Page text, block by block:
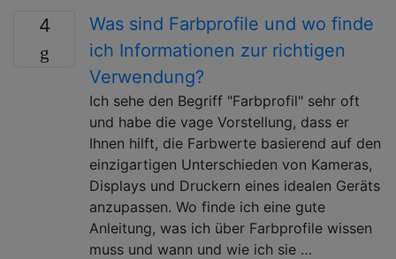
4
Was sind Farbprofile und wo finde
ich Informationen zur richtigen
Verwendung?
Ich sehe den Begriff "Farbprofil" sehr oft
und habe die vage Vorstellung, dass er
Ihnen hilft, die Farbwerte basierend auf den
einzigartigen Unterschieden von Kameras,
Displays und Druckern eines idealen Geräts
anzupassen. Wo finde ich eine gute
Anleitung, was ich über Farbprofile wissen
muss und wann und wie ich sie …